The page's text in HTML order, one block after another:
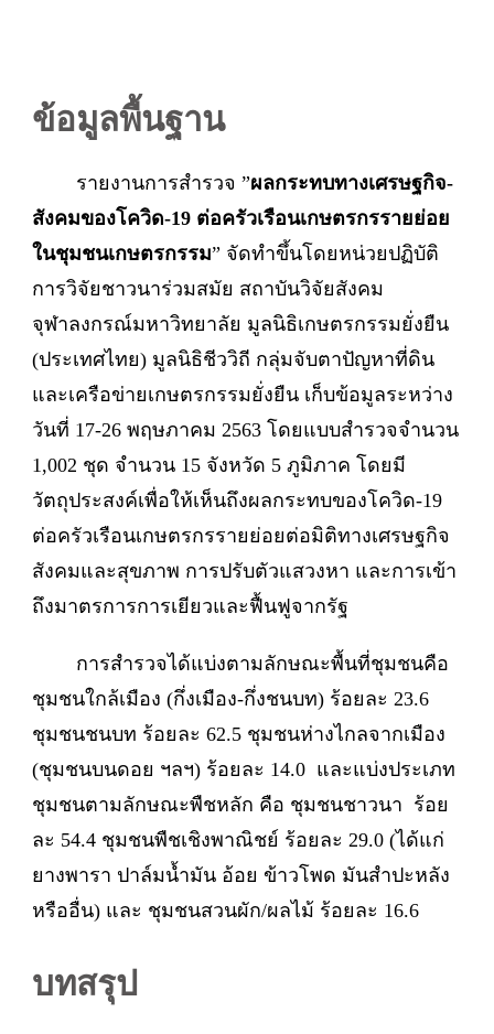
ข้อมูลพื้นฐาน
รายงานการสำรวจ ”ผลกระทบทางเศรษฐกิจ-
สังคมของโควิด-19 ต่อครัวเรือนเกษตรกรรายย่อย
ในชุมชนเกษตรกรรม” จัดทำขึ้นโดยหน่วยปฏิบัติ
การวิจัยชาวนาร่วมสมัย สถาบันวิจัยสังคม
จุฬาลงกรณ์มหาวิทยาลัย มูลนิธิเกษตรกรรมยั่งยืน
(ประเทศไทย) มูลนิธิชีววิถี กลุ่มจับตาปัญหาที่ดิน
และเครือข่ายเกษตรกรรมยั่งยืน เก็บข้อมูลระหว่าง
วันที่ 17-26 พฤษภาคม 2563 โดยแบบสำรวจจำนวน
1,002 ชุด จำนวน 15 จังหวัด 5 ภูมิภาค โดยมี
วัตถุประสงค์เพื่อให้เห็นถึงผลกระทบของโควิด-19
ต่อครัวเรือนเกษตรกรรายย่อยต่อมิติทางเศรษฐกิจ
สังคมและสุขภาพ การปรับตัวแสวงหา และการเข้า
ถึงมาตรการการเยียวและฟื้นฟูจากรัฐ
การสำรวจได้แบ่งตามลักษณะพื้นที่ชุมชนคือ
ชุมชนใกล้เมือง (กึ่งเมือง-กึ่งชนบท) ร้อยละ 23.6
ชุมชนชนบท ร้อยละ 62.5 ชุมชนห่างไกลจากเมือง
(ชุมชนบนดอย ฯลฯ) ร้อยละ 14.0 และแบ่งประเภท
ชุมชนตามลักษณะพืชหลัก คือ ชุมชนชาวนา ร้อย
ละ 54.4 ชุมชนพืชเชิงพาณิชย์ ร้อยละ 29.0 (ได้แก่
ยางพารา ปาล์มน้ำมัน อ้อย ข้าวโพด มันสำปะหลัง
หรืออื่น) และ ชุมชนสวนผัก/ผลไม้ ร้อยละ 16.6
บทสรุป